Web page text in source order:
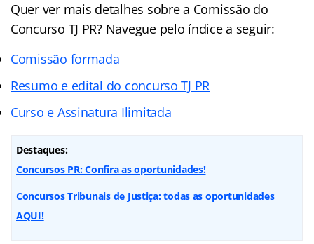
Quer ver mais detalhes sobre a Comissão do
Concurso TJ PR? Navegue pelo índice a seguir:
Comissão formada
Resumo e edital do concurso TJ PR
Curso e Assinatura Ilimitada
Destaques:
Concursos PR: Confira as oportunidades!
Concursos Tribunais de Justiça: todas as oportunidades
AQUI!